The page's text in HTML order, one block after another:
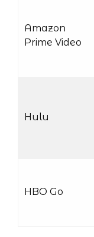
Amazon
Prime Video
Hulu
HBO Go